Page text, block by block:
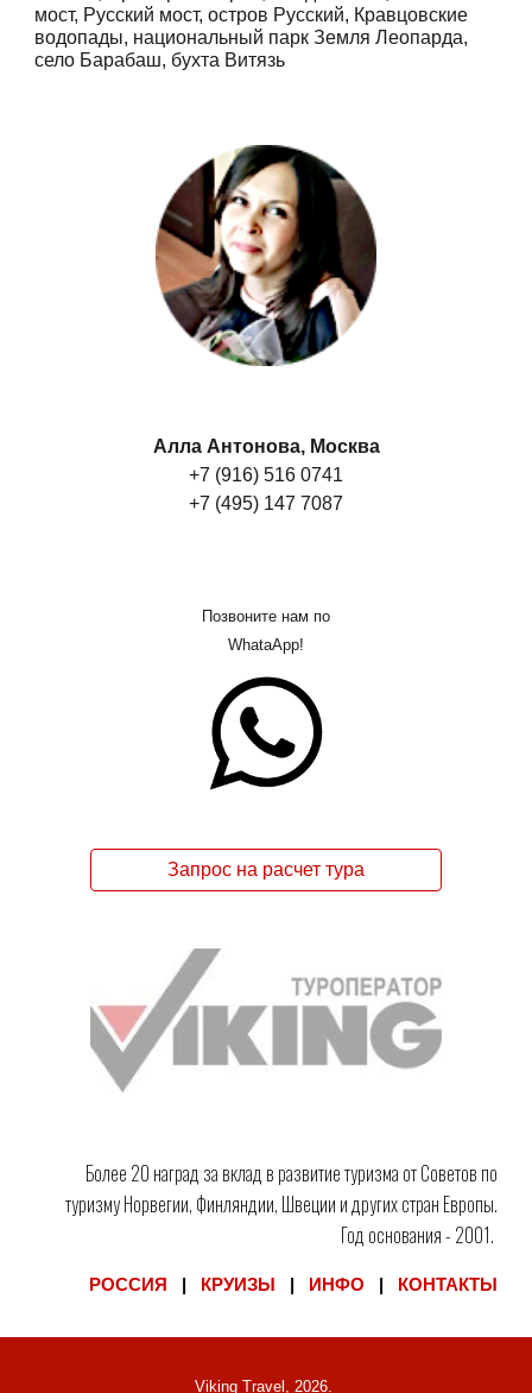
мост, Русский мост, остров Русский, Кравцовские
водопады, национальный парк Земля Леопарда,
село Барабаш, бухта Витязь
Алла Антонова, Москва
+7 (916) 516 0741
+7 (495) 147 7087
Позвоните нам по
WhataApp!
Запрос на расчет тура
Более 20 наград за вклад в развитие туризма от Советов по
туризму Норвегии, Финляндии, Швеции и других стран Европы.
Год основания - 2001.
РОССИЯ КРУИЗЫ ИНФО КОНТАКТЫ
Viking Travel, 2026.